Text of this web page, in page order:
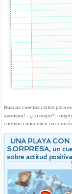
Buscas cuentos cortos para
aventura! --¿Lo mejor?--
cuentos conquisten su
UNA PLAYA CON
SORPRESA, un
sobre actitud positiva